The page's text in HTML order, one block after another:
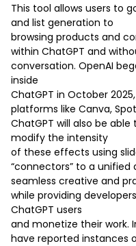
This tool allows users to
and list generation to
browsing products and
within ChatGPT and
conversation. OpenAI
inside
ChatGPT in October
platforms like Canva,
ChatGPT will also be
modify the intensity
of these effects using
“connectors” to a
seamless creative and
while providing
ChatGPT users
and monetize their work.
have reported instances